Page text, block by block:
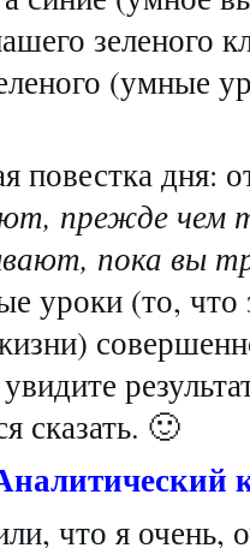
зеленого
(умные
повестка дня:
прежде
пока вы
уроки (то, что
сказать. 🙂
что я очень,